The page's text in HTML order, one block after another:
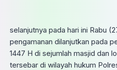
selanjutnya pada hari ini Rabu
pengamanan dilanjutkan pada
1447 H di sejumlah masjid dan
tersebar di wilayah hukum